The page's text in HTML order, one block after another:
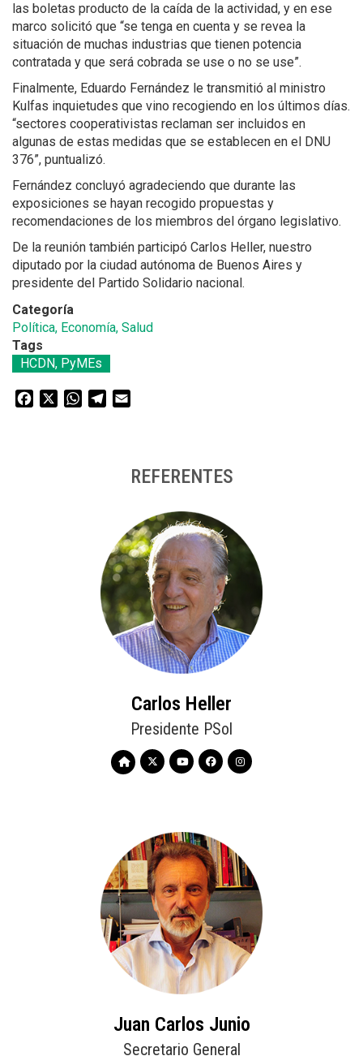
las boletas producto de la caída de la actividad, y en ese
marco solicitó que “se tenga en cuenta y se revea la
situación de muchas industrias que tienen potencia
contratada y que será cobrada se use o no se use”.
Finalmente, Eduardo Fernández le transmitió al ministro
Kulfas inquietudes que vino recogiendo en los últimos días.
“sectores cooperativistas reclaman ser incluidos en
algunas de estas medidas que se establecen en el DNU
376”, puntualizó.
Fernández concluyó agradeciendo que durante las
exposiciones se hayan recogido propuestas y
recomendaciones de los miembros del órgano legislativo.
De la reunión también participó Carlos Heller, nuestro
diputado por la ciudad autónoma de Buenos Aires y
presidente del Partido Solidario nacional.
Categoría
Política, Economía, Salud
Tags
HCDN, PyMEs
Facebook WhatsAppTelegram
REFERENTES
Carlos Heller
Presidente PSol
Juan Carlos Junio
Secretario General